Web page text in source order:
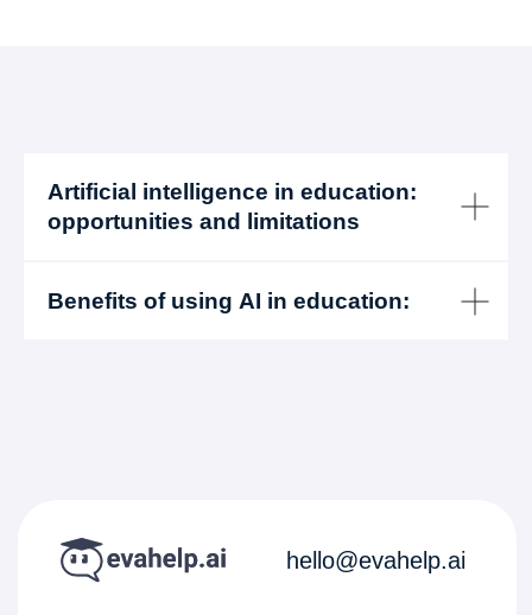
Artificial intelligence in education:
opportunities and limitations
Benefits of using AI in education:
Privicy policy
©2023–2026 Evahelp. All rights reserved